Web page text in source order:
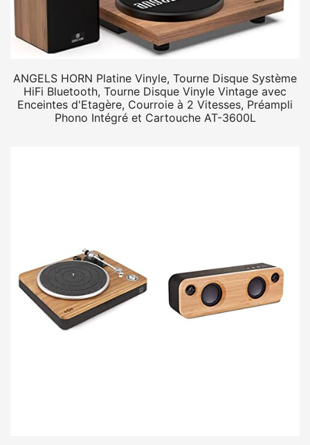
ANGELS HORN Platine Vinyle, Tourne Disque Système
HiFi Bluetooth, Tourne Disque Vinyle Vintage avec
Enceintes d'Etagère, Courroie à 2 Vitesses, Préampli
Phono Intégré et Cartouche AT-3600L